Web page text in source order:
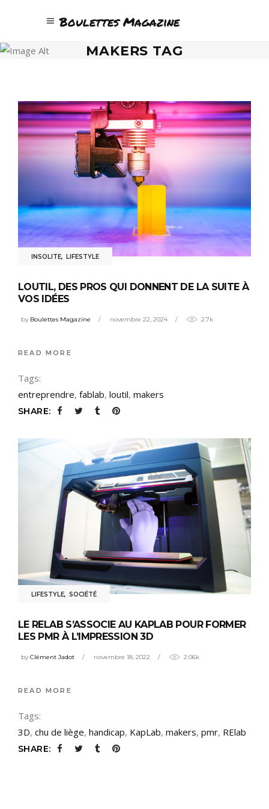
Boulettes Magazine
MAKERS TAG
INSOLITE, LIFESTYLE
LOUTIL, DES PROS QUI DONNENT DE LA SUITE À
VOS IDÉES
by Boulettes Magazine novembre 22, 2024 2.7k
READ MORE
Tags:
entreprendre, fablab, loutil, makers
SHARE:
LIFESTYLE, SOCIÉTÉ
LE RELAB S’ASSOCIE AU KAPLAB POUR FORMER
LES PMR À L’IMPRESSION 3D
byClément Jadot novembre 18, 2022 2.06k
READ MORE
Tags:
3D, chu de liège, handicap, KapLab, makers, pmr, RElab
SHARE: